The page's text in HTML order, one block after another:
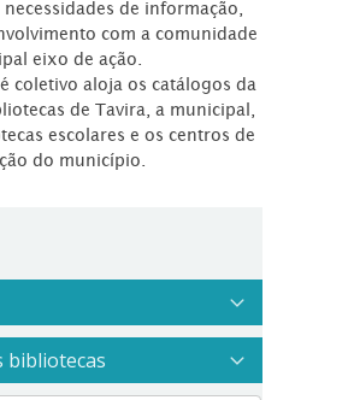
necessidades de informação,
com a comunidade
eixo de ação.
coletivo aloja os catálogos da
de Tavira, a municipal,
escolares e os centros de
do município.